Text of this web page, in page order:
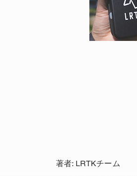
著者: LRTKチーム